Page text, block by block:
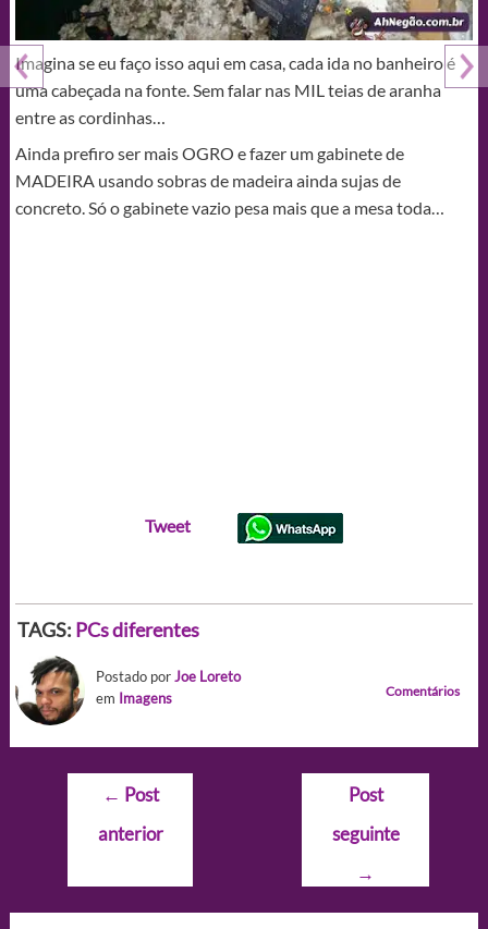
Imagina se eu faço isso aqui em casa, cada ida no banheiro é
uma cabeçada na fonte. Sem falar nas MIL teias de aranha
entre as cordinhas…
Ainda prefiro ser mais OGRO e fazer um gabinete de
MADEIRA usando sobras de madeira ainda sujas de
concreto. Só o gabinete vazio pesa mais que a mesa toda…
Tweet
TAGS: PCs diferentes
Postado porJoe Loreto
em Imagens Comentários
Navegação
Post
← Post
anterior
Post
seguinte
→